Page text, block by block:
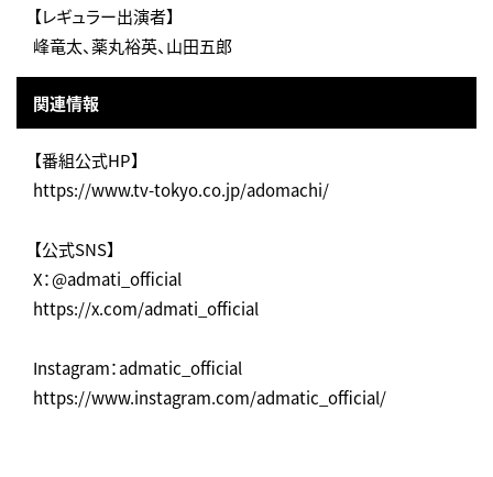
【レギュラー出演者】
峰竜太、薬丸裕英、山田五郎
関連情報
【番組公式HP】
https://www.tv-tokyo.co.jp/adomachi/
【公式SNS】
X：@admati_official
https://x.com/admati_official
Instagram：admatic_official
https://www.instagram.com/admatic_official/